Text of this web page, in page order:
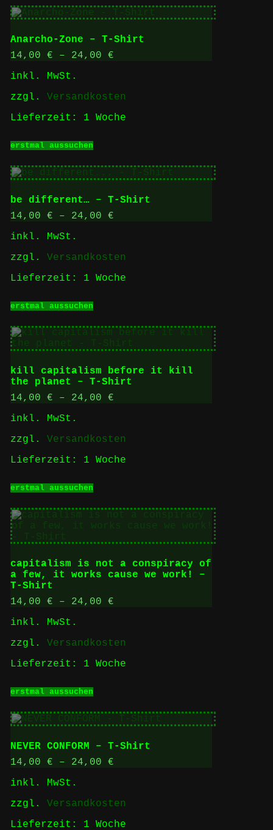
mehrere
Varianten
auf.
Die
Optionen
Produktseite
werden
Anarcho-Zone – T-Shirt
14,00 € – 24,00 €
inkl. MwSt.
zzgl. Versandkosten
Lieferzeit: 1 Woche
erstmal aussuchenProdukt
mehrere
Varianten
Die
Optionen
Produktseite
werden
be different… – T-Shirt
14,00 € – 24,00 €
inkl. MwSt.
zzgl. Versandkosten
Lieferzeit: 1 Woche
erstmal aussuchenProdukt
mehrere
Varianten
auf.
Die
Optionen
können
auf
werden
kill capitalism before it kill
the planet – T-Shirt
14,00 € – 24,00 €
inkl. MwSt.
zzgl. Versandkosten
Lieferzeit: 1 Woche
erstmal aussuchenProdukt
mehrere
Varianten
Die
Optionen
können
auf
Produktseite
capitalism is not a conspiracy of
a few, it works cause we work! –
T-Shirt
14,00 € – 24,00 €
inkl. MwSt.
zzgl. Versandkosten
Lieferzeit: 1 Woche
erstmal aussuchenProdukt
mehrere
Varianten
Die
Optionen
Produktseite
werden
NEVER CONFORM – T-Shirt
14,00 € – 24,00 €
inkl. MwSt.
zzgl. Versandkosten
Lieferzeit: 1 Woche